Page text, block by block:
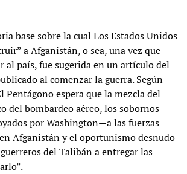
base sobre la cual Los Estados Unidos
a Afganistán, o sea, una vez que
al país, fue sugerida en un artículo del
al comenzar la guerra. Según
Pentágono espera que la mezcla del
del bombardeo aéreo, los sobornos—
por Washington—a las fuerzas
Afganistán y el oportunismo desnudo
del Talibán a entregar las